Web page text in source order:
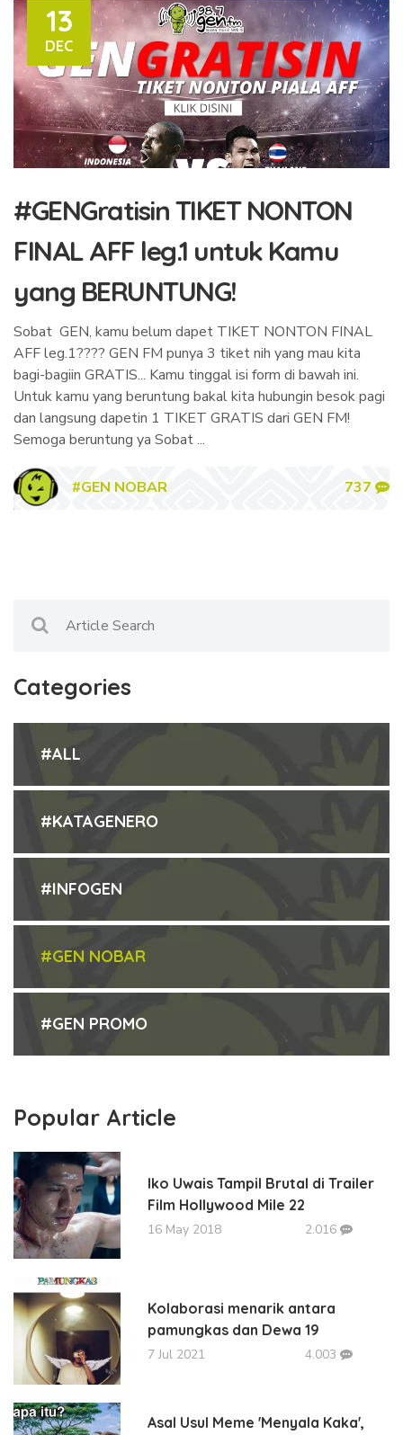
13
DEC
#GENGratisin TIKET NONTON
FINAL AFF leg.1 untuk Kamu
yang BERUNTUNG!
Sobat GEN, kamu belum dapet TIKET NONTON FINAL
AFF leg.1???? GEN FM punya 3 tiket nih yang mau kita
bagi-bagiin GRATIS... Kamu tinggal isi form di bawah ini.
Untuk kamu yang beruntung bakal kita hubungin besok pagi
dan langsung dapetin 1 TIKET GRATIS dari GEN FM!
Semoga beruntung ya Sobat ...
#GEN NOBAR 737
Categories
#ALL
#KATAGENERO
#INFOGEN
#GEN NOBAR
#GEN PROMO
Popular Article
Iko Uwais Tampil Brutal di Trailer
Film Hollywood Mile 22
16 May 2018 2.016
Kolaborasi menarik antara
pamungkas dan Dewa 19
7 Jul 2021 4.003
Asal Usul Meme 'Menyala Kaka',